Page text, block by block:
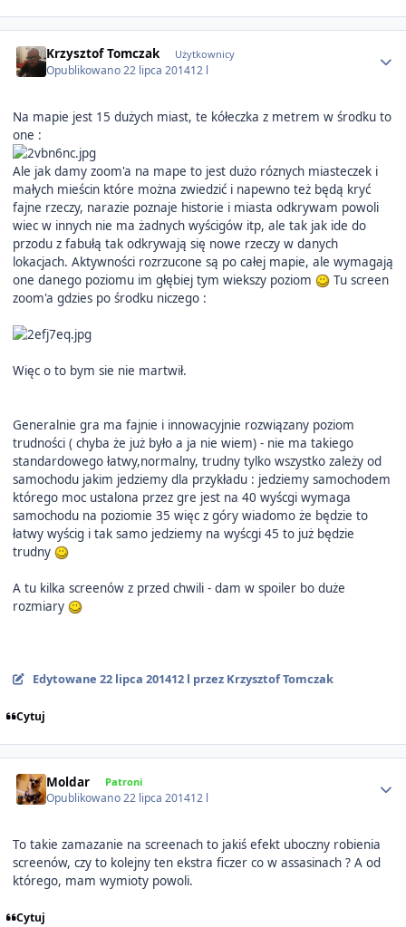
Krzysztof Tomczak Użytkownicy
Opublikowano22 lipca 201412 l
Na mapie jest 15 dużych miast, te kółeczka z metrem w środku to
one :
Ale jak damy zoom'a na mape to jest dużo róznych miasteczek i
małych mieścin które można zwiedzić i napewno też będą kryć
fajne rzeczy, narazie poznaje historie i miasta odkrywam powoli
wiec w innych nie ma żadnych wyścigów itp, ale tak jak ide do
przodu z fabułą tak odkrywają się nowe rzeczy w danych
lokacjach. Aktywności rozrzucone są po całej mapie, ale wymagają
one danego poziomu im głębiej tym wiekszy poziom
Tu screen
zoom'a gdzies po środku niczego :
Więc o to bym sie nie martwił.
Generalnie gra ma fajnie i innowacyjnie rozwiązany poziom
trudności ( chyba że już było a ja nie wiem) - nie ma takiego
standardowego łatwy,normalny, trudny tylko wszystko zależy od
samochodu jakim jedziemy dla przykładu : jedziemy samochodem
którego moc ustalona przez gre jest na 40 wyścgi wymaga
samochodu na poziomie 35 więc z góry wiadomo że będzie to
łatwy wyścig i tak samo jedziemy na wyścgi 45 to już będzie
trudny
A tu kilka screenów z przed chwili - dam w spoiler bo duże
rozmiary
Edytowane 22 lipca 201412 l przez Krzysztof Tomczak
Cytuj
Moldar Patroni
Opublikowano22 lipca 201412 l
To takie zamazanie na screenach to jakiś efekt uboczny robienia
screenów, czy to kolejny ten ekstra ficzer co w assasinach ? A od
którego, mam wymioty powoli.
Cytuj